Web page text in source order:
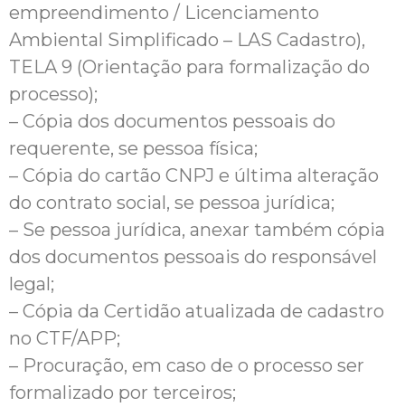
empreendimento / Licenciamento
Ambiental Simplificado – LAS Cadastro),
TELA 9 (Orientação para formalização do
processo);
– Cópia dos documentos pessoais do
requerente, se pessoa física;
– Cópia do cartão CNPJ e última alteração
do contrato social, se pessoa jurídica;
– Se pessoa jurídica, anexar também cópia
dos documentos pessoais do responsável
legal;
– Cópia da Certidão atualizada de cadastro
no CTF/APP;
– Procuração, em caso de o processo ser
formalizado por terceiros;